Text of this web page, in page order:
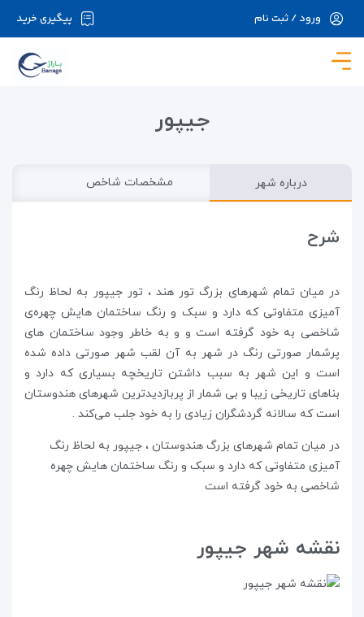
در حال حاضر ارتباط با سرور قطع می باشد لطفا
پیگیری خرید ورود / ثبت نام
جیپور
درباره شهر مشخصات شاخص
شرح
در میان تمام شهرهای بزرگ تور هند ، تور جیپور به لحاظ رنگ
آمیزی متفاوتی که دارد و سبک و رنگ ساختمان هایش چهره‌ی
شاخصی به خود گرفته است و و به خاطر وجود ساختمان‌ های
پرشمار صورتی ‌رنگ در شهر به آن لقب شهر صورتی داده شده‌
است و این شهر به سبب داشتن تاریخچه بسیاری که دارد و
بناهای تاریخی زیبا و بی شمار از پربازدیدترین شهرهای هندوستان
است که سالانه گردشگران زیادی را به خود جلب می‌کند .
در میان تمام شهرهای بزرگ هندوستان ، جیپور به لحاظ رنگ
آمیزی متفاوتی که دارد و سبک و رنگ ساختمان هایش چهره‌
شاخصی به خود گرفته است
نقشه شهر جیپور